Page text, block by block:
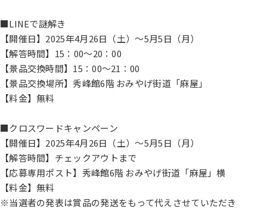
■LINEで謎解き
【開催日】2025年4月26日（土）～5月5日（月）
【解答時間】15：00～20：00
【景品交換時間】15：00～21：00
【景品交換場所】秀峰館6階 おみやげ街道「麻屋」
【料金】無料
■クロスワードキャンペーン
【開催日】2025年4月26日（土）～5月5日（月）
【解答時間】チェックアウトまで
【応募専用ポスト】秀峰館6階 おみやげ街道「麻屋」横
【料金】無料
※当選者の発表は賞品の発送をもって代えさせていただき